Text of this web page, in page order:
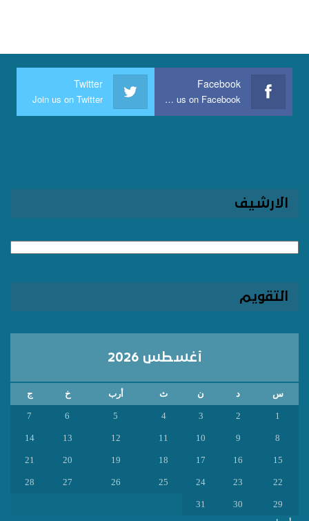
Facebook
Join us on Facebook
Twitter
Join us on Twitter
الارشيف
التقويم
أغسطس 2026
س د ن ث أرب خ ج
1
2
3
4
5
6
7
8
9
10
11
12
13
14
15
16
17
18
19
20
21
22
23
24
25
26
27
28
29
30
31